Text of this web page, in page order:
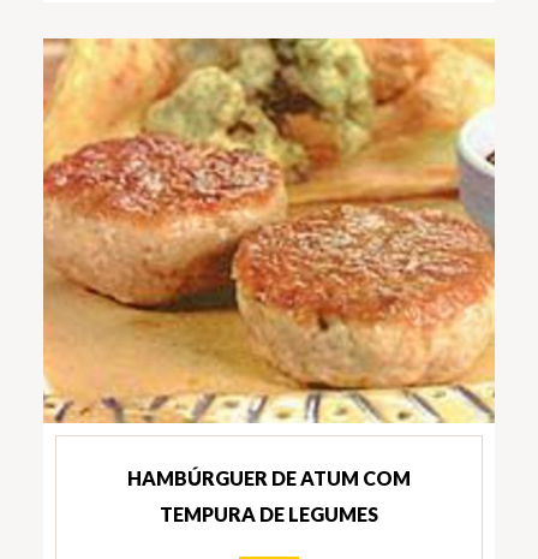
HAMBÚRGUER DE ATUM COM
TEMPURA DE LEGUMES